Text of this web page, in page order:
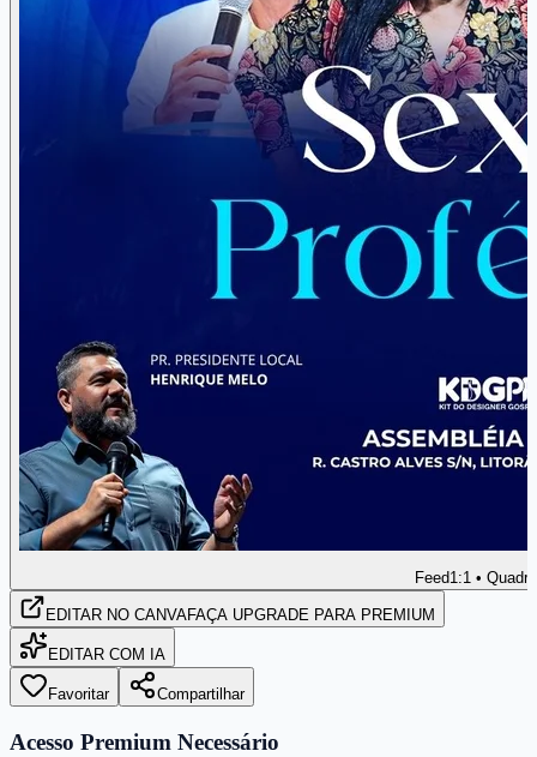
Feed1:1 •
EDITAR NO CANVAFAÇA UPGRADE PARA PREMIUM
EDITAR COM IA
Favoritar Compartilhar
Acesso Premium Necessário